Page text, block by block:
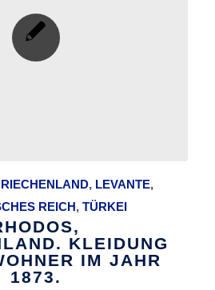
, LEVANTE,
REICH, TÜRKEI
KLEIDUNG
IM JAHR
1873.